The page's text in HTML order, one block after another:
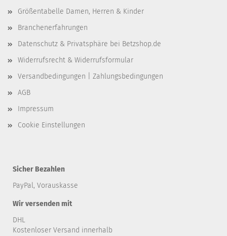
Größentabelle Damen, Herren & Kinder
Branchenerfahrungen
Datenschutz & Privatsphäre bei Betzshop.de
Widerrufsrecht & Widerrufsformular
Versandbedingungen | Zahlungsbedingungen
AGB
Impressum
Cookie Einstellungen
Sicher Bezahlen
PayPal, Vorauskasse
Wir versenden mit
DHL
Kostenloser Versand innerhalb